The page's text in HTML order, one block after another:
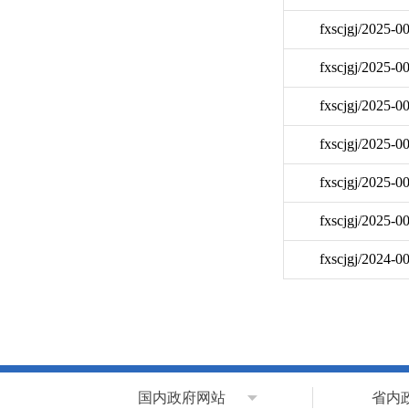
fxscjgj/2025-
fxscjgj/2025-
fxscjgj/2025-
fxscjgj/2025-
fxscjgj/2025-
fxscjgj/2025-
fxscjgj/2024-
国内政府网站 省内